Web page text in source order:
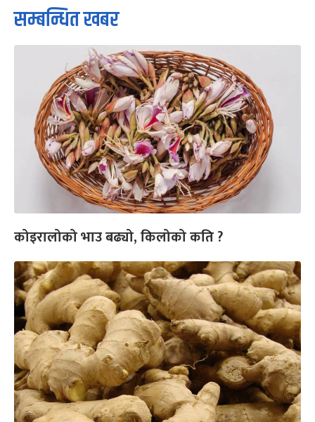
सम्बन्धित खबर
कोइरालोको भाउ बढ्यो, किलोको कति ?